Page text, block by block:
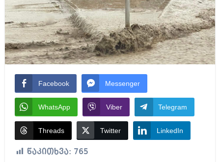
Facebook Messenger
WhatsApp Viber Telegram
Threads Twitter LinkedIn
წაკითხვა: 765